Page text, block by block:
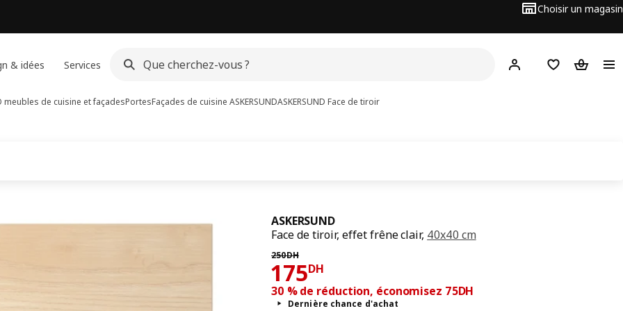
Choisir un magasin
& idées Services Hej ! Connectez-vous
FavorisPanier
meubles de cuisine et façadesPortesFaçades de cuisine ASKERSUNDASKERSUND Face de tiroir
ASKERSUND
Face de tiroir, effet frêne clair, 40x40 cm
250DH
Prix précédent 250DH
175DH
175DH
30 % de réduction, économisez 75DH
Dernière chance d'achat